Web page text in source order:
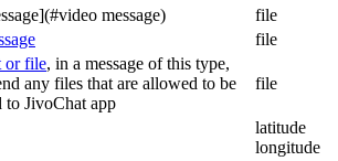
message)
file
file
or file, in a message of this type,
any files that are allowed to be
to JivoChat app
file
latitude
longitude